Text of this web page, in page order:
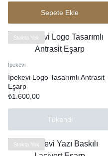
Sepete Ekle
Stokta Yok
İpekevi
İpekevi Logo Tasarımlı Antrasit
Eşarp
₺1.600,00
Tükendi
Stokta Yok